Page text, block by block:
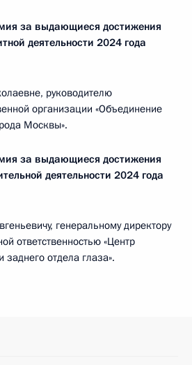
за выдающиеся достижения
деятельности 2024 года
руководителю
организации «Объединение
Москвы».
за выдающиеся достижения
деятельности 2024 года
генеральному директору
ответственностью «Центр
заднего отдела глаза».